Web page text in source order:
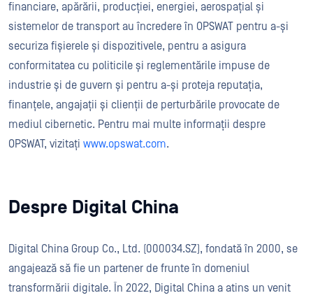
financiare, apărării, producției, energiei, aerospațial și
sistemelor de transport au încredere în OPSWAT pentru a-și
securiza fișierele și dispozitivele, pentru a asigura
conformitatea cu politicile și reglementările impuse de
industrie și de guvern și pentru a-și proteja reputația,
finanțele, angajații și clienții de perturbările provocate de
mediul cibernetic. Pentru mai multe informații despre
OPSWAT, vizitați www.opswat.com.
Despre Digital China
Digital China Group Co., Ltd. (000034.SZ), fondată în 2000, se
angajează să fie un partener de frunte în domeniul
transformării digitale. În 2022, Digital China a atins un venit